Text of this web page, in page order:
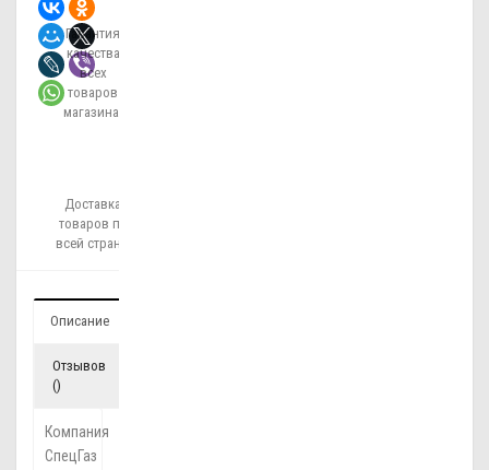
Гарантия
качества
всех
товаров
магазина!
Доставка
товаров по
всей стране!
Описание
Отзывов
()
Компания
СпецГаз